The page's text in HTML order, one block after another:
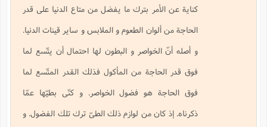
كناية عن الأمر بترك ما يفضل من متاع الدنيا على قدر
الحاجة من ألوان الطعوم و الملابس و ساير قينات الدنيا.
و أصله أنّ الخواصر و البطون لها احتمال أن يتّسع لما
فوق قدر الحاجة من المأكول فذلك القدر المتّسع لما
فوق الحاجة هو فضول الخواصر. و كنّى بطيّها عمّا
ذكرناه. إذ كان من لوازم ذلك الطىّ ترك تلك الفضول. و